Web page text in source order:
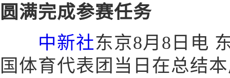
圆满完成参赛任务
中新社东京8月8日电
国体育代表团当日在总结